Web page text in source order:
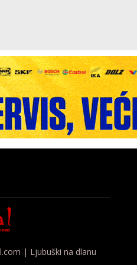
| Ljubuški na dlanu